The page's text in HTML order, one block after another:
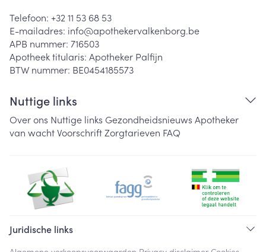
Telefoon: +32 11 53 68 53
E-mailadres: info@apothekervalkenborg.be
APB nummer: 716503
Apotheek titularis: Apotheker Palfijn
BTW nummer: BE0454185573
Nuttige links
Over ons Nuttige links Gezondheidsnieuws Apotheker
van wachtVoorschriftZorgtarieven FAQ
Juridische links